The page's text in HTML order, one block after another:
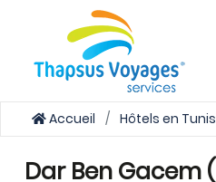
Accueil Hôtels en
Dar Ben Gacem